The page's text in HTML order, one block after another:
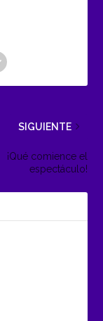
SIGUIENTE
¡Qué comience el
espectáculo!